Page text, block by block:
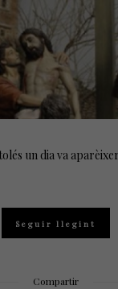
un dia va
Seguir llegint
Compartir